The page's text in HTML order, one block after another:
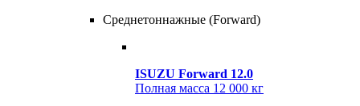
Среднетоннажные (Forward)
ISUZU Forward 12.0
Полная масса 12 000 кг